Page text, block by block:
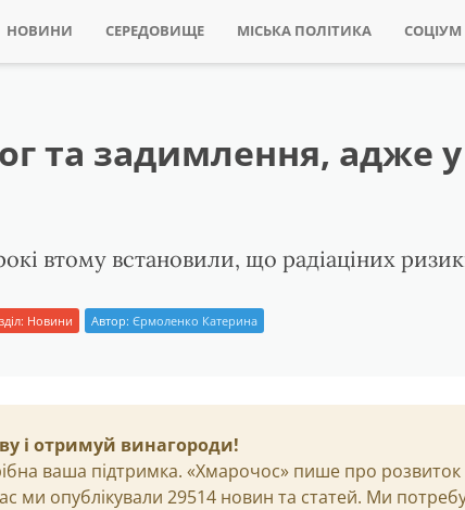
НОВИНИ СЕРЕДОВИЩЕ МІСЬКА ПОЛІТИКА СОЦІУМ
та задимлення, адже
втому встановили, що радіаціних
Новини Автор: Єрмоленко Катерина
і отримуй винагороди!
ваша підтримка. «Хмарочос» пише про розвиток
ми опублікували 29514 новин та статей. Ми